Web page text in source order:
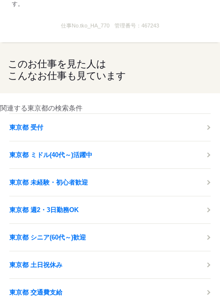
す。
仕事No.tko_HA_770 管理番号： 467243
このお仕事を見た人は
こんなお仕事も見ています
関連する東京都の検索条件
東京都 受付
東京都 ミドル(40代～)活躍中
東京都 未経験・初心者歓迎
東京都 週2・3日勤務OK
東京都 シニア(60代～)歓迎
東京都 土日祝休み
東京都 交通費支給